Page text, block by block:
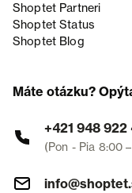
Shoptet Partneri
Shoptet Status
Shoptet Blog
Máte otázku?
+421 948 922
(Pon - Pia 8:00